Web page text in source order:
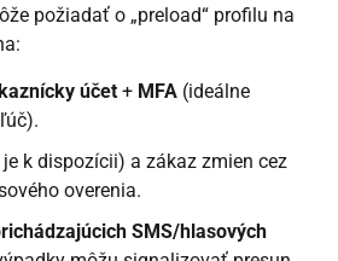
požiadať o „preload“ profilu na
účet + MFA (ideálne
je k dispozícii) a zákaz zmien cez
overenia.
SMS/hlasových